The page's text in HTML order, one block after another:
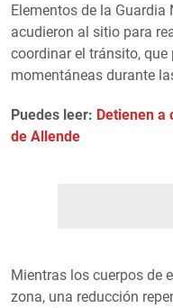
Elementos de la
acudieron al sitio para
coordinar el tránsito,
momentáneas durante
Puedes leer: Detienen a
de Allende
Mientras los cuerpos de
zona, una reducción